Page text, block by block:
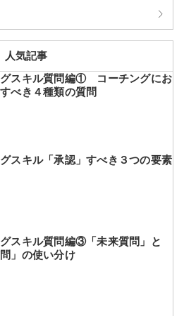
人気記事
グスキル質問編① コーチングにお
べき４種類の質問
スキル「承認」すべき３つの要素
スキル質問編③「未来質問」と
問」の使い分け